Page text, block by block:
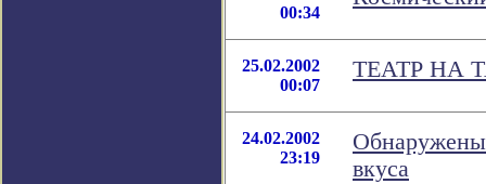
00:34
25.02.2002
00:07
ТЕАТР НА
24.02.2002
23:19
вкуса